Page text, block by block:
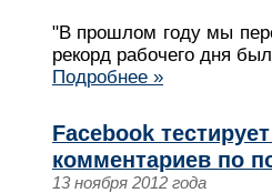
"В прошлом году мы
рекорд рабочего дня
Подробнее »
Facebook
комментариев по
13 ноября 2012 года